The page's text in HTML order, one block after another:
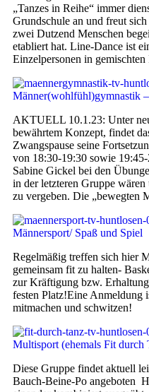
„Tanzes in Reihe“ immer
Grundschule an und freut
zwei Dutzend Menschen
etabliert hat. Line-Dance ist
Einzelpersonen in
Männer(wohlfühl)gymnastik
AKTUELL 10.1.23: Unter
bewährtem Konzept, findet
Zwangspause seine
von 18:30-19:30 sowie
Sabine Gickel bei den
in der letzteren Gruppe
zu vergeben. Die
Männersport/ Spaß und Spiel
Regelmäßig treffen sich hier
gemeinsam fit zu halten-
zur Kräftigung bzw.
festen Platz!Eine Anmeldung
mitmachen und schwitzen!
Multisport (ehemals Fit durch
Diese Gruppe findet aktuell
Bauch-Beine-Po angeboten